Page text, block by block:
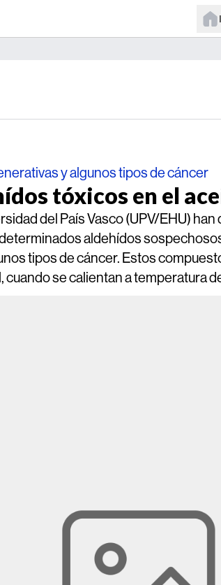
y algunos tipos de cáncer
tóxicos en el
del País Vasco (UPV/EHU)
aldehídos
tipos de cáncer. Estos
cuando se calientan a temperatura